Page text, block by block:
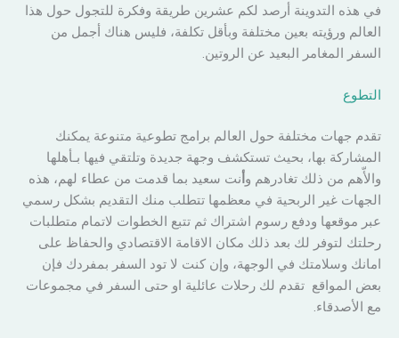
في هذه التدوينة أرصد لكم عشرين طريقة وفكرة للتجول حول هذا
العالم ورؤيته بعين مختلفة وبأقل تكلفة، فليس هناك أجمل من
السفر المغامر البعيد عن الروتين.
التطوع
تقدم جهات مختلفة حول العالم برامج تطوعية متنوعة يمكنك
المشاركة بها، بحيث تستكشف وجهة جديدة وتلتقي فيها بـأهلها
والأّهم من ذلك تغادرهم وأنت سعيد بما قدمت من عطاء لهم، هذه
الجهات غير الربحية في معظمها تتطلب منك التقديم بشكل رسمي
عبر موقعها ودفع رسوم اشتراك ثم تتبع الخطوات لاتمام متطلبات
رحلتك لتوفر لك بعد ذلك مكان الاقامة الاقتصادي والحفاظ على
امانك وسلامتك في الوجهة، وإن كنت لا تود السفر بمفردك فإن
بعض المواقع تقدم لك رحلات عائلية او حتى السفر في مجموعات
مع الأصدقاء.